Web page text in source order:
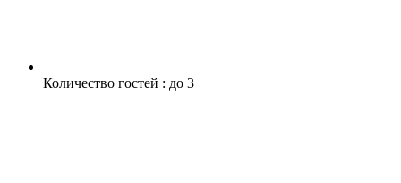
Количество гостей : до 3